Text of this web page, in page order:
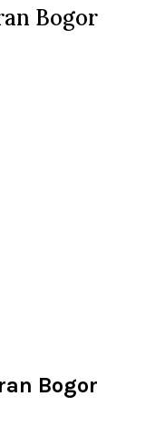
Bogor
Bogor